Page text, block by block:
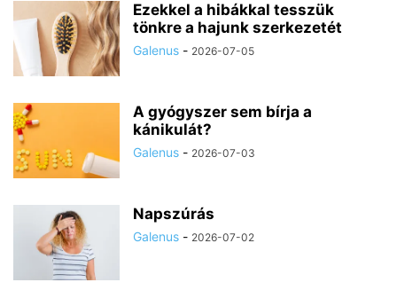
Ezekkel a hibákkal tesszük
tönkre a hajunk szerkezetét
Galenus - 2026-07-05
A gyógyszer sem bírja a
kánikulát?
Galenus - 2026-07-03
Napszúrás
Galenus - 2026-07-02